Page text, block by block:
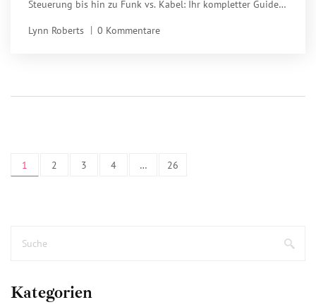
Steuerung bis hin zu Funk vs. Kabel: Ihr kompletter Guide
Lynn Roberts
0 Kommentare
1 2 3 4 … 26
Kategorien